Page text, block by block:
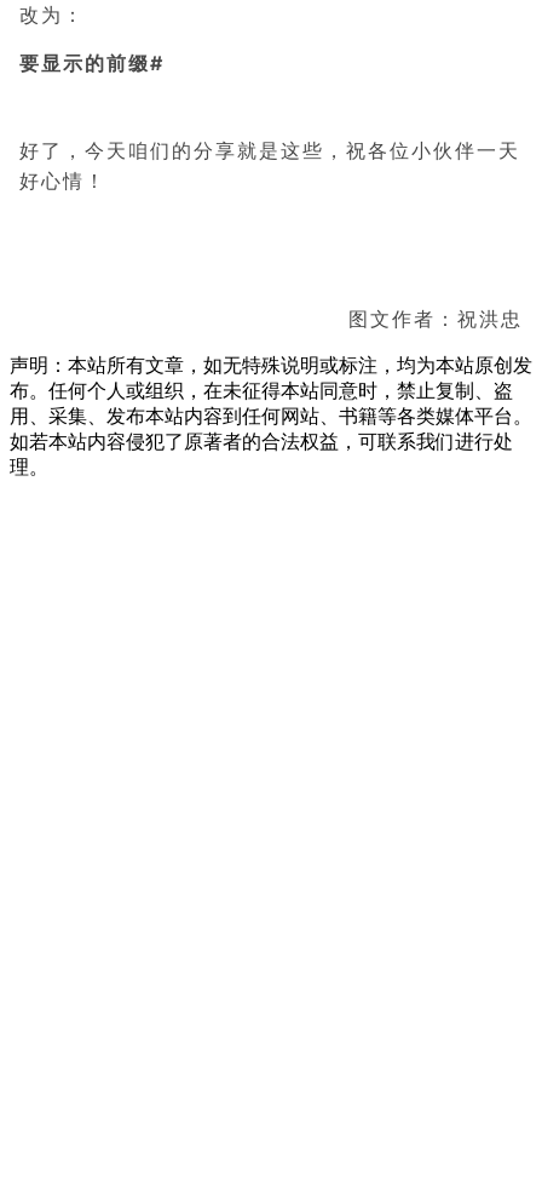
改为：
要显示的前缀#
好了，今天咱们的分享就是这些，祝各位小伙伴一天
好心情！
图文作者：祝洪忠
声明：本站所有文章，如无特殊说明或标注，均为本站原创发
布。任何个人或组织，在未征得本站同意时，禁止复制、盗
用、采集、发布本站内容到任何网站、书籍等各类媒体平台。
如若本站内容侵犯了原著者的合法权益，可联系我们进行处
理。